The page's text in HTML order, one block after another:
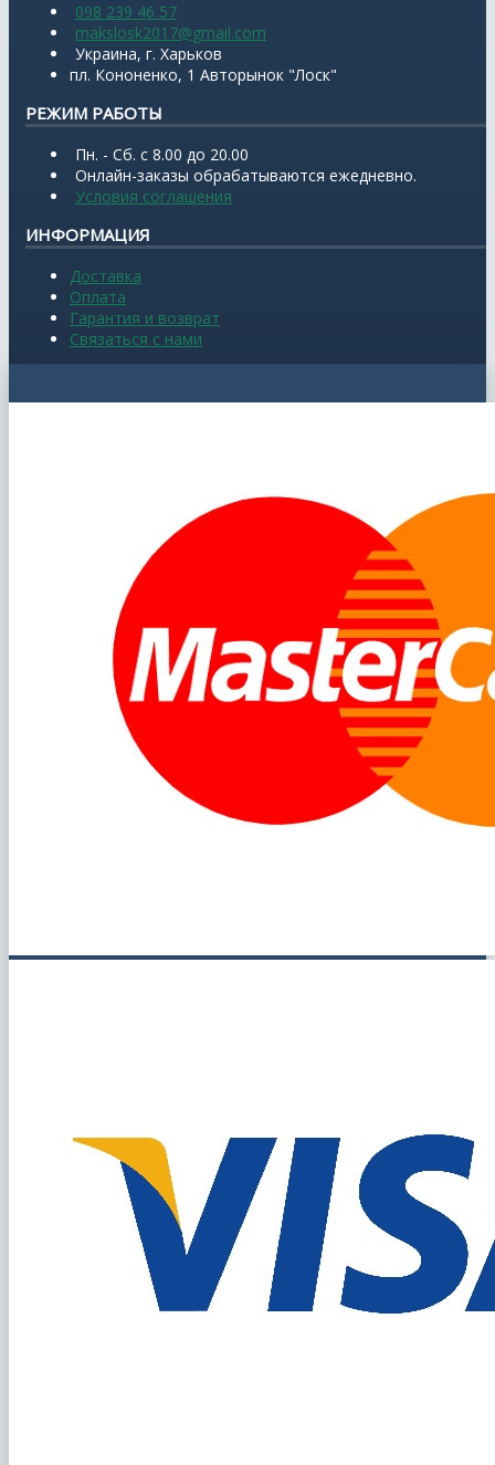
098 239 46 57
makslosk2017@gmail.com
Украина, г. Харьков
пл. Кононенко, 1 Авторынок "Лоск"
РЕЖИМ РАБОТЫ
Пн. - Сб. с 8.00 до 20.00
Онлайн-заказы обрабатываются ежедневно.
Условия соглашения
ИНФОРМАЦИЯ
Доставка
Оплата
Гарантия и возврат
Связаться с нами